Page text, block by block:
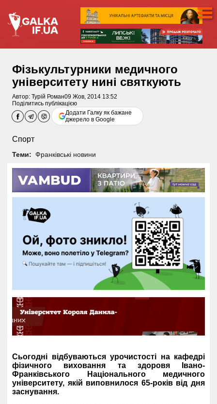
Фізькультурники медичного
університету нині святкують
Автор: Турій Роман09 Жов, 2014 13:52
Поділитись публікацією
Додати Галку як бажане
джерело в Google
Спорт
Теми: Франківські новини
Сьогодні відбуваються урочистості на кафедрі
фізичного виховання та здоровя Івано-
Франківського Національного медичного
університету, якій виповнилося 65-років від дня
заснування.